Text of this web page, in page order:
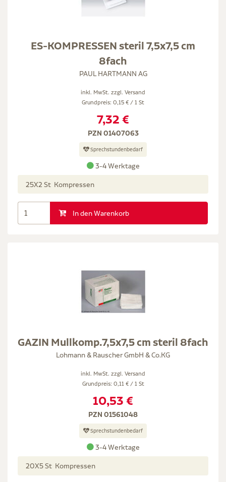
ES-KOMPRESSEN steril 7,5x7,5 cm
8fach
PAUL HARTMANN AG
inkl. MwSt. zzgl. Versand
Grundpreis: 0,15 € / 1 St
7,32 €
PZN 01407063
Sprechstundenbedarf
3-4 Werktage
25X2 St Kompressen
In den Warenkorb
GAZIN Mullkomp.7,5x7,5 cm steril 8fach
Lohmann & Rauscher GmbH & Co.KG
inkl. MwSt. zzgl. Versand
Grundpreis: 0,11 € / 1 St
10,53 €
PZN 01561048
Sprechstundenbedarf
3-4 Werktage
20X5 St Kompressen